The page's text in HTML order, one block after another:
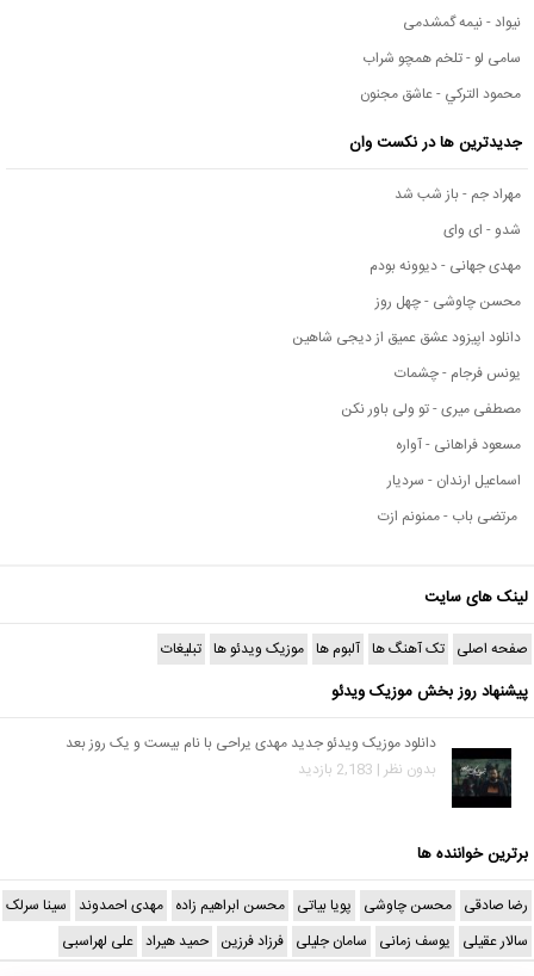
نیواد - نیمه گمشدمی
سامی لو - تلخم همچو شراب
محمود التركي - عاشق مجنون
جدیدترین ها در نکست وان
مهراد جم - باز شب شد
شدو - ای وای
مهدی جهانی - دیوونه بودم
محسن چاوشی - چهل روز
دانلود اپیزود عشق عمیق از دیجی شاهین
یونس فرجام - چشمات
مصطفی میری - تو ولی باور نکن
مسعود فراهانی - آواره
اسماعیل ارندان - سردیار
مرتضی باب - ممنونم ازت
لینک های سایت
صفحه اصلی تک آهنگ ها آلبوم ها موزیک ویدئو ها تبلیغات
پیشنهاد روز بخش موزیک ویدئو
دانلود موزیک ویدئو جدید مهدی یراحی با نام بیست و یک روز بعد
بدون نظر | 2,183 بازدید
برترین خواننده ها
رضا صادقی محسن چاوشی پویا بیاتی محسن ابراهیم زاده مهدی احمدوند سینا سرلک
سالار عقیلی یوسف زمانی سامان جلیلی فرزاد فرزین حمید هیراد علی لهراسبی